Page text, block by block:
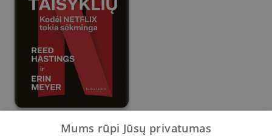
„Netflix“ tokia
Mums rūpi Jūsų privatumas